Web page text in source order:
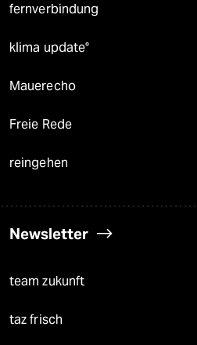
fernverbindung
klima update°
Mauerecho
Freie Rede
reingehen
Newsletter
team zukunft
taz frisch